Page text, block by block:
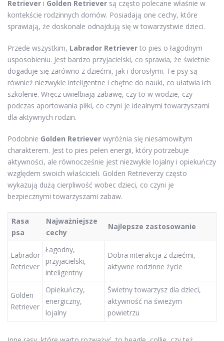
Retriever i Golden Retriever są często polecane właśnie w
kontekście rodzinnych domów. Posiadają one cechy, które
sprawiają, że doskonale odnajdują się w towarzystwie dzieci.
Przede wszystkim, Labrador Retriever to pies o łagodnym
usposobieniu. Jest bardzo przyjacielski, co sprawia, że świetnie
dogaduje się zarówno z dziećmi, jak i dorosłymi. Te psy są
również niezwykle inteligentne i chętne do nauki, co ułatwia ich
szkolenie. Wręcz uwielbiają zabawę, czy to w wodzie, czy
podczas aportowania piłki, co czyni je idealnymi towarzyszami
dla aktywnych rodzin.
Podobnie Golden Retriever wyróżnia się niesamowitym
charakterem. Jest to pies pełen energii, który potrzebuje
aktywności, ale równocześnie jest niezwykle lojalny i opiekuńczy
względem swoich właścicieli. Golden Retrieverzy często
wykazują dużą cierpliwość wobec dzieci, co czyni je
bezpiecznymi towarzyszami zabaw.
Rasa
psa
Najważniejsze
cechy
Najlepsze zastosowanie
Labrador
Retriever
Łagodny,
przyjacielski,
inteligentny
Dobra interakcja z dziećmi,
aktywne rodzinne życie
Golden
Retriever
Opiekuńczy,
energiczny,
lojalny
Świetny towarzysz dla dzieci,
aktywność na świeżym
powietrzu